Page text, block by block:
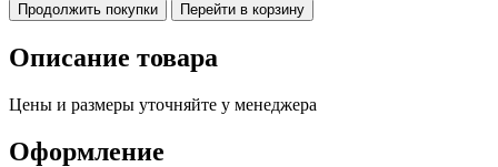
Продолжить покупки Перейти в корзину
Описание товара
Цены и размеры уточняйте у менеджера
Оформление